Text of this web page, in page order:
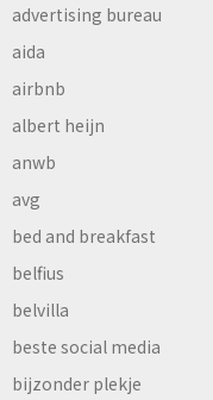
advertising bureau
aida
airbnb
albert heijn
anwb
avg
bed and breakfast
belfius
belvilla
beste social media
bijzonder plekje